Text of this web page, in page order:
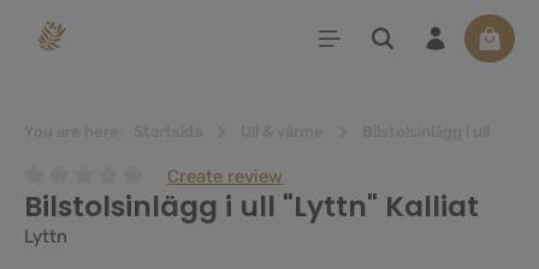
Genomsnittligt betyg på 0 av 5 stjärnor
Create review
Bilstolsinlägg i ull "Lyttn" Kalliat
Lyttn